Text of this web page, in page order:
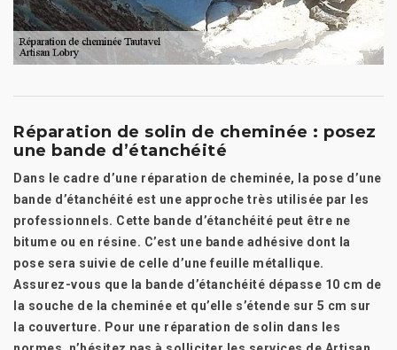
Réparation de solin de cheminée : posez
une bande d’étanchéité
Dans le cadre d’une réparation de cheminée, la pose d’une
bande d’étanchéité est une approche très utilisée par les
professionnels. Cette bande d’étanchéité peut être ne
bitume ou en résine. C’est une bande adhésive dont la
pose sera suivie de celle d’une feuille métallique.
Assurez-vous que la bande d’étanchéité dépasse 10 cm de
la souche de la cheminée et qu’elle s’étende sur 5 cm sur
la couverture. Pour une réparation de solin dans les